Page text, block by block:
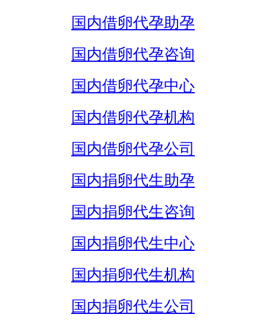
国内借卵代孕助孕
国内借卵代孕咨询
国内借卵代孕中心
国内借卵代孕机构
国内借卵代孕公司
国内捐卵代生助孕
国内捐卵代生咨询
国内捐卵代生中心
国内捐卵代生机构
国内捐卵代生公司